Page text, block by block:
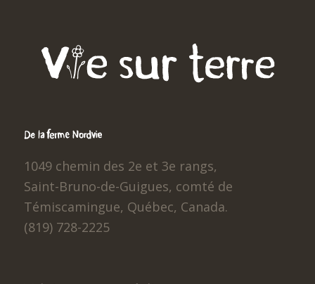
1049 chemin des 2e et 3e rangs,
Saint-Bruno-de-Guigues, comté de
Témiscamingue, Québec, Canada.
(819) 728-2225